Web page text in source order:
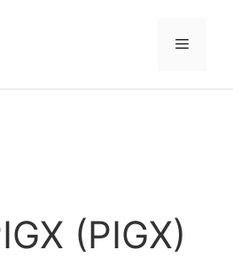
Меню
(PIGX)